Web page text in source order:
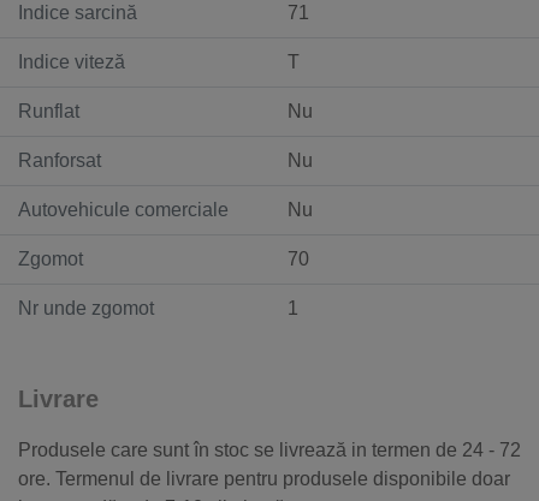
Indice sarcină 71
Indice viteză T
Runflat Nu
Ranforsat Nu
Autovehicule comerciale Nu
Zgomot 70
Nr unde zgomot 1
Livrare
Produsele care sunt în stoc se livrează in termen de 24 - 72
ore. Termenul de livrare pentru produsele disponibile doar